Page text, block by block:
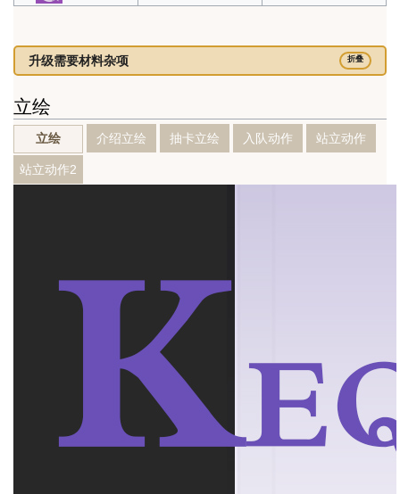
升级需要材料杂项 折叠
立绘
立绘 介绍立绘 抽卡立绘 入队动作 站立动作
站立动作2